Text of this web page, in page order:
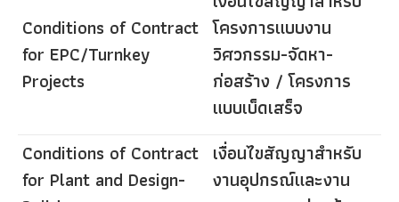
Conditions of Contract
for EPC/Turnkey
Projects
โครงการแบบงาน
วิศวกรรม-จัดหา-
ก่อสร้าง / โครงการ
แบบเบ็ดเสร็จ
Conditions of Contract
for Plant and Design-
เงื่อนไขสัญญาสำหรับ
งานอุปกรณ์และงาน